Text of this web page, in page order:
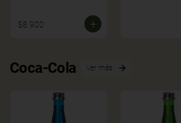
$8.900
Coca-Cola Ver más